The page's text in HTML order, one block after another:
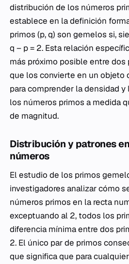
distribución de los números
establece en la definición
primos (p, q) son gemelos si,
q – p = 2. Esta relación
más próximo posible entre dos
que los convierte en un objeto
para comprender la densidad y
los números primos a medida
de magnitud.
Distribución y patrones
números
El estudio de los primos
investigadores analizar cómo
números primos en la recta
exceptuando al 2, todos los
diferencia mínima entre dos
2. El único par de primos
que significa que para